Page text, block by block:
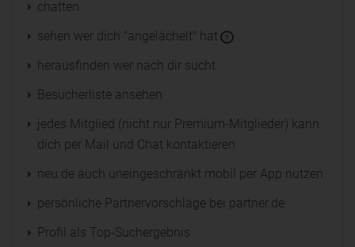
chatten
sehen wer dich "angelächelt" hat
?
herausfinden wer nach dir sucht
Besucherliste ansehen
jedes Mitglied (nicht nur Premium-Mitglieder) kann
dich per Mail und Chat kontaktieren
neu.de auch uneingeschränkt mobil per App nutzen
persönliche Partnervorschläge bei partner.de
Profil als Top-Suchergebnis